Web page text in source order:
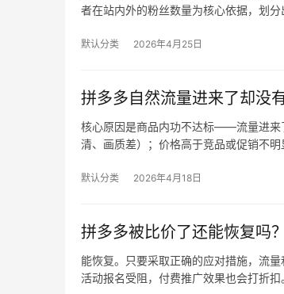
者在站内外的粉丝数量为核心依据，划
默认分类 2026年4月25日
拼多多自然流量进来了却没
核心原因是商品内功不达标——流量进来
清、画质差）；价格高于竞品或促销不
默认分类 2026年4月18日
拼多多被比价了还能恢复吗？
能恢复。只要采取正确的应对措施，流
活动报名受阻，付费推广效果也会打折